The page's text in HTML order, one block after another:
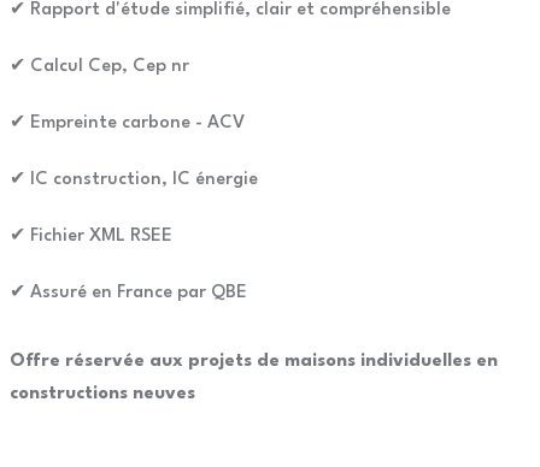
✔ Rapport d'étude simplifié, clair et compréhensible
✔ Calcul Cep, Cep nr
✔ Empreinte carbone - ACV
✔ IC construction, IC énergie
✔ Fichier XML RSEE
✔ Assuré en France par QBE
Offre réservée aux projets de maisons individuelles en
constructions neuves